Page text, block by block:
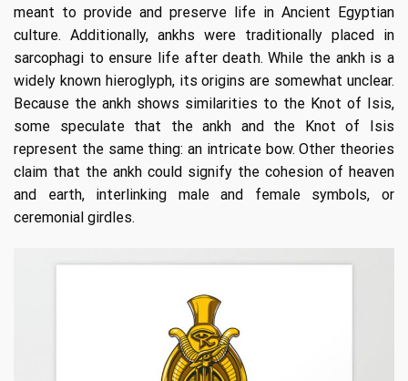
meant to provide and preserve life in Ancient Egyptian
culture. Additionally, ankhs were traditionally placed in
sarcophagi to ensure life after death. While the ankh is a
widely known hieroglyph, its origins are somewhat unclear.
Because the ankh shows similarities to the Knot of Isis,
some speculate that the ankh and the Knot of Isis
represent the same thing: an intricate bow. Other theories
claim that the ankh could signify the cohesion of heaven
and earth, interlinking male and female symbols, or
ceremonial girdles.